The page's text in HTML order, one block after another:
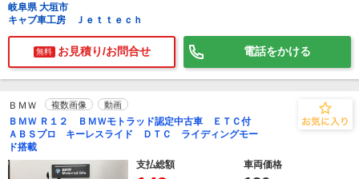
岐阜県 大垣市
キャブ車工房 Ｊｅｔｔｅｃｈ
無料 お見積り/お問合せ 電話をかける
ＢＭＷ 複数画像 動画
ＢＭＷ Ｒ１２ ＢＭＷモトラッド認定中古車 ＥＴＣ付
ＡＢＳプロ キーレスライド ＤＴＣ ライディングモー
ド搭載
支払総額
車両価格